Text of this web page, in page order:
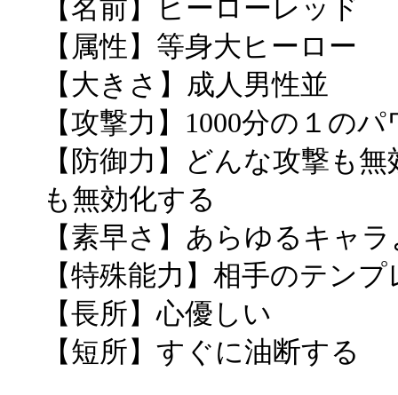
【名前】ヒーローレッド
【属性】等身大ヒーロー
【大きさ】成人男性並
【攻撃力】1000分の１の
【防御力】どんな攻撃も
も無効化する
【素早さ】あらゆるキャ
【特殊能力】相手のテン
【長所】心優しい
【短所】すぐに油断する